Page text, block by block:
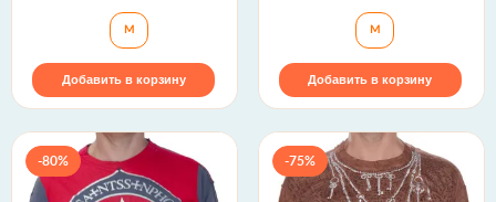
Футболка TS1206 The Saints Sinphony
M
Добавить в корзину
Футболка
M
Добавить в корзину
-80% -75%